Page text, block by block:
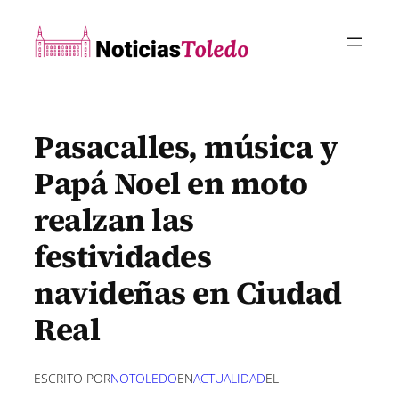
contenido
Pasacalles, música y
Papá Noel en moto
realzan las
festividades
navideñas en Ciudad
Real
ESCRITO PORNOTOLEDOENACTUALIDADEL